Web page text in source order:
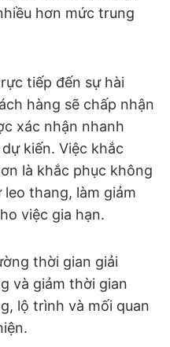
hơn mức trung
tiếp đến sự hài
hàng sẽ chấp nhận
xác nhận nhanh
kiến. Việc khắc
là khắc phục không
thang, làm giảm
việc gia hạn.
thời gian giải
và giảm thời gian
lộ trình và mối quan